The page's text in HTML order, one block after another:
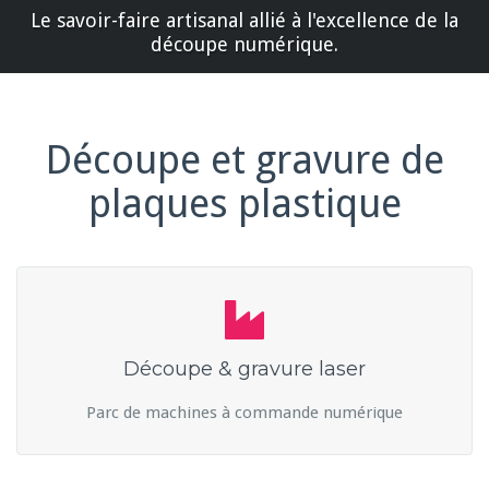
Le savoir-faire artisanal allié à l'excellence de la
découpe numérique.
Découpe et gravure de
plaques plastique
Découpe & gravure laser
Parc de machines à commande numérique